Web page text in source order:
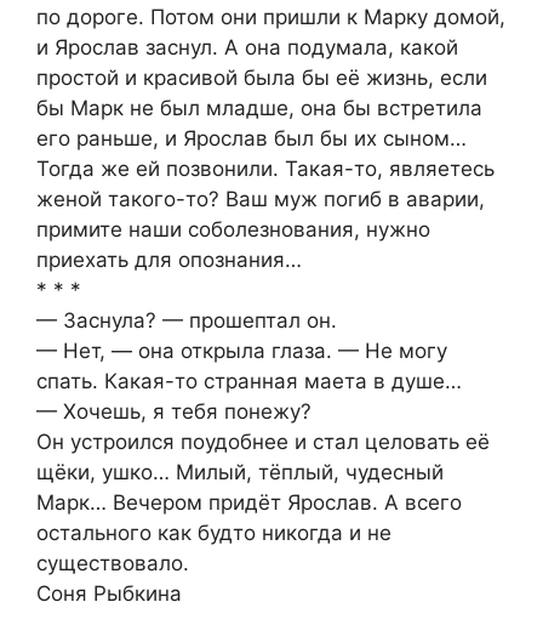
по дороге. Потом они пришли к Марку домой,
и Ярослав заснул. А она подумала, какой
простой и красивой была бы её жизнь, если
бы Марк не был младше, она бы встретила
его раньше, и Ярослав был бы их сыном…
Тогда же ей позвонили. Такая-то, являетесь
женой такого-то? Ваш муж погиб в аварии,
примите наши соболезнования, нужно
приехать для опознания…
* * *
— Заснула? — прошептал он.
— Нет, — она открыла глаза. — Не могу
спать. Какая-то странная маета в душе…
— Хочешь, я тебя понежу?
Он устроился поудобнее и стал целовать её
щёки, ушко… Милый, тёплый, чудесный
Марк… Вечером придёт Ярослав. А всего
остального как будто никогда и не
существовало.
Соня Рыбкина